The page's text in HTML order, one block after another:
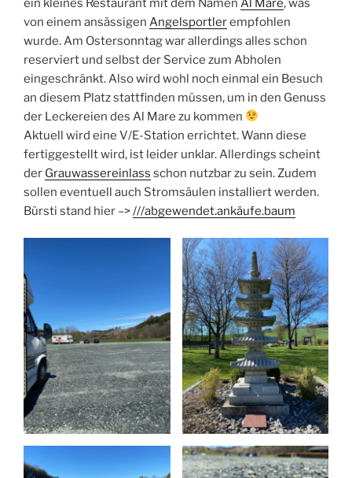
ein kleines Restaurant mit dem Namen Al Mare, was
von einem ansässigen Angelsportlerempfohlen
wurde. Am Ostersonntag war allerdings alles schon
reserviert und selbst der Service zum Abholen
eingeschränkt. Also wird wohl noch einmal ein Besuch
an diesem Platz stattfinden müssen, um in den Genuss
der Leckereien des Al Mare zu kommen
Aktuell wird eine V/E-Station errichtet. Wann diese
fertiggestellt wird, ist leider unklar. Allerdings scheint
der Grauwassereinlass schon nutzbar zu sein. Zudem
sollen eventuell auch Stromsäulen installiert werden.
Bürsti stand hier –>///abgewendet.ankäufe.baum